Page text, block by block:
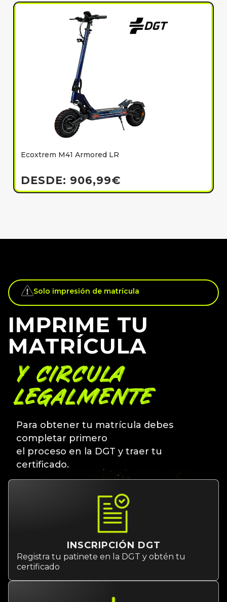
Ecoxtrem M41 Armored LR
DESDE: 906,99€
Solo impresión de matrícula
IMPRIME TU
MATRÍCULA
Y CIRCULA
LEGALMENTE
Para obtener tu matrícula debes
completar primero
el proceso en la DGT y traer tu
certificado.
INSCRIPCIÓN DGT
Registra tu patinete en la DGT y obtén tu
certificado